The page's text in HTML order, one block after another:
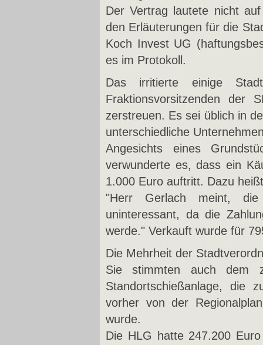
Der Vertrag lautete nicht
den Erläuterungen für die
Koch Invest UG
es im Protokoll.
Das irritierte einige
Fraktionsvorsitzenden der
zerstreuen. Es sei üblich in
unterschiedliche
Angesichts eines
verwunderte es, dass ein
1.000 Euro auftritt. Dazu
"Herr Gerlach meint,
uninteressant, da die
werde." Verkauft wurde für
Die Mehrheit der
Sie stimmten auch dem
Standortschießanlage, die
vorher von der
wurde.
Die HLG hatte 247.200